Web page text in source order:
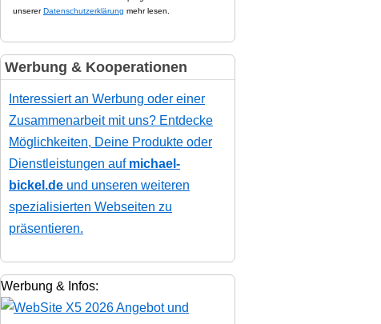
unsererDatenschutzerklärung mehr lesen.
Werbung & Kooperationen
Interessiert an Werbung oder einer
Zusammenarbeit mit uns? Entdecke
Möglichkeiten, Deine Produkte oder
Dienstleistungen auf michael-
bickel.de und unseren weiteren
spezialisierten Webseiten zu
präsentieren.
Werbung & Infos: